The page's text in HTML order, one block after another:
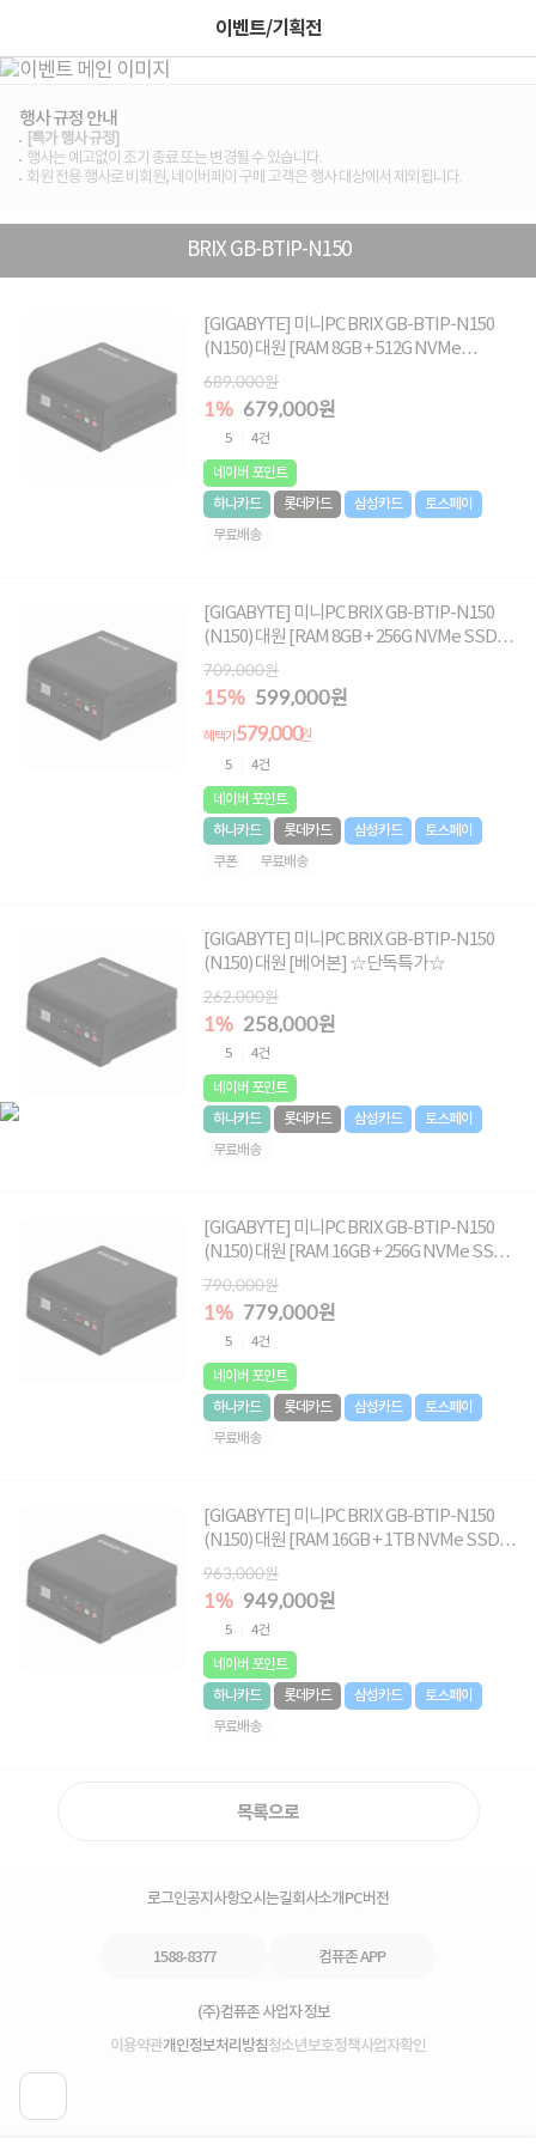
이벤트/기획전
행사 규정 안내
[특가 행사 규정]
행사는 예고없이 조기 종료 또는 변경될 수 있습니다.
회원 전용 행사로 비회원, 네이버페이 구매 고객은 행사 대상에서 제외됩니다.
BRIX GB-BTIP-N150
[GIGABYTE] 미니PC BRIX GB-BTIP-N150
(N150) 대원 [RAM 8GB + 512G NVMe
SSD]☆단독 초특가☆
689,000원
1% 679,000원
5 4건
네이버 포인트
하나카드
롯데카드 삼성카드
토스페이
무료배송
[GIGABYTE] 미니PC BRIX GB-BTIP-N150
(N150) 대원 [RAM 8GB + 256G NVMe SSD]
☆단독 초특가☆
709,000원
15% 599,000원
혜택가579,000원
5 4건
네이버 포인트
하나카드
롯데카드 삼성카드
토스페이
쿠폰
무료배송
[GIGABYTE] 미니PC BRIX GB-BTIP-N150
(N150) 대원 [베어본] ☆단독특가☆
262,000원
1% 258,000원
5 4건
네이버 포인트
하나카드
롯데카드 삼성카드
토스페이
무료배송
[GIGABYTE] 미니PC BRIX GB-BTIP-N150
(N150) 대원 [RAM 16GB + 256G NVMe SSD]
☆단독특가☆
790,000원
1% 779,000원
5 4건
네이버 포인트
하나카드
롯데카드 삼성카드
토스페이
무료배송
[GIGABYTE] 미니PC BRIX GB-BTIP-N150
(N150) 대원 [RAM 16GB + 1TB NVMe SSD]
☆단독특가☆
963,000원
1% 949,000원
5 4건
네이버 포인트
하나카드
롯데카드 삼성카드
토스페이
무료배송
목록으로
로그인공지사항오시는길회사소개PC버전
1588-8377 컴퓨존 APP
(주)컴퓨존 사업자 정보
이용약관개인정보처리방침청소년보호정책사업자확인